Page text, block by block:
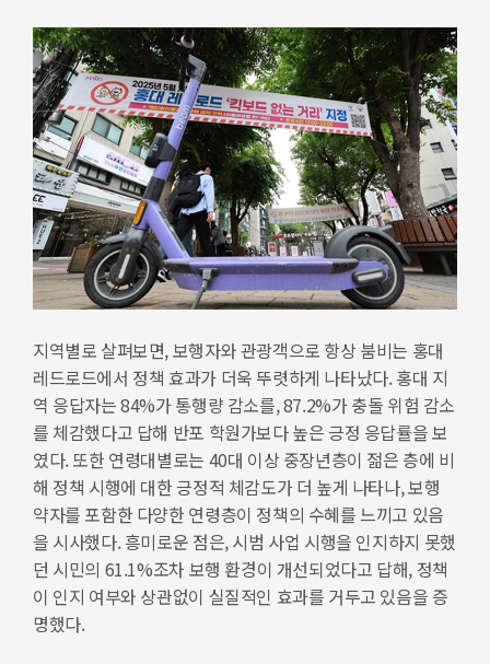
지역별로 살펴보면, 보행자와 관광객으로 항상 붐비는 홍대
레드로드에서 정책 효과가 더욱 뚜렷하게 나타났다. 홍대 지
역 응답자는 84%가 통행량 감소를, 87.2%가 충돌 위험 감소
를 체감했다고 답해 반포 학원가보다 높은 긍정 응답률을 보
였다. 또한 연령대별로는 40대 이상 중장년층이 젊은 층에 비
해 정책 시행에 대한 긍정적 체감도가 더 높게 나타나, 보행
약자를 포함한 다양한 연령층이 정책의 수혜를 느끼고 있음
을 시사했다. 흥미로운 점은, 시범 사업 시행을 인지하지 못했
던 시민의 61.1%조차 보행 환경이 개선되었다고 답해, 정책
이 인지 여부와 상관없이 실질적인 효과를 거두고 있음을 증
명했다.